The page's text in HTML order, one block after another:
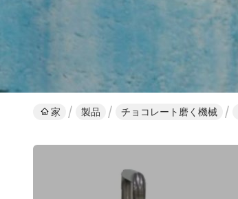
家 製品 チョコレート磨く機械